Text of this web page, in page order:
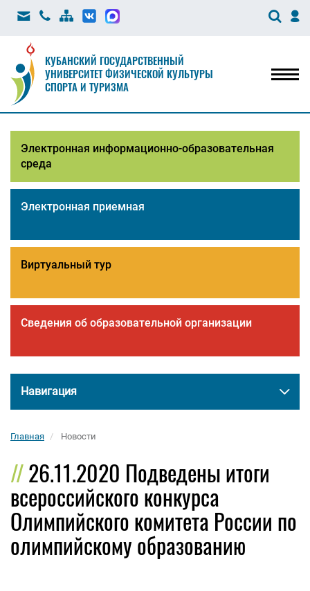
КУБАНСКИЙ ГОСУДАРСТВЕННЫЙ
УНИВЕРСИТЕТ ФИЗИЧЕСКОЙ КУЛЬТУРЫ
СПОРТА И ТУРИЗМА
Электронная информационно-образовательная
среда
Электронная приемная
Виртуальный тур
Сведения об образовательной организации
Навигация
Главная Новости
26.11.2020 Подведены итоги
всероссийского конкурса
Олимпийского комитета России по
олимпийскому образованию